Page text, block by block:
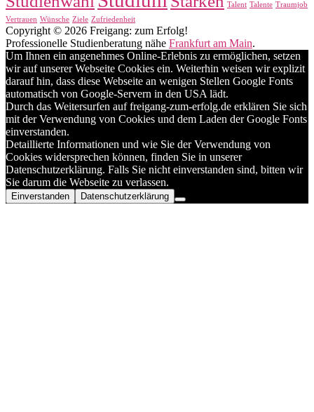
Talent Talente Traumjob
Vertrauen Wünsche Ziele Zufriedenheit
Copyright © 2026 Freigang: zum Erfolg!
Professionelle Studienberatung nähe Frankfurt am Main.
Um Ihnen ein angenehmes Online-Erlebnis zu ermöglichen, setzen
wir auf unserer Webseite Cookies ein. Weiterhin weisen wir explizit
darauf hin, dass diese Webseite an wenigen Stellen Google Fonts
automatisch von Google-Servern in den USA lädt.
Durch das Weitersurfen auf freigang-zum-erfolg.de erklären Sie sich
mit der Verwendung von Cookies und dem Laden der Google Fonts
einverstanden.
Detaillierte Informationen und wie Sie der Verwendung von
Cookies widersprechen können, finden Sie in unserer
Datenschutzerklärung. Falls Sie nicht einverstanden sind, bitten wir
Sie darum die Webseite zu verlassen.
Einverstanden Datenschutzerklärung